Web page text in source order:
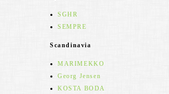
SGHR
SEMPRE
Scandinavia
MARIMEKKO
Georg Jensen
KOSTA BODA